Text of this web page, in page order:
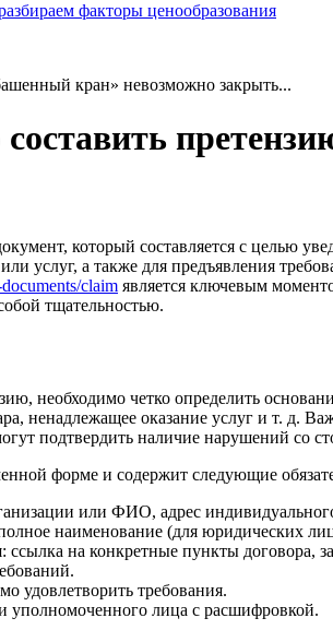
факторы ценообразования
кран» невозможно закрыть...
который составляется с целью
или услуг, а также для предъявления
claim является ключевым
тщательностью.
необходимо четко определить
ненадлежащее оказание услуг и т. д.
подтвердить наличие нарушений со
форме и содержит следующие
или ФИО, адрес
наименование (для юридических
на конкретные пункты договора,
удовлетворить требования.
уполномоченного лица с расшифровкой.